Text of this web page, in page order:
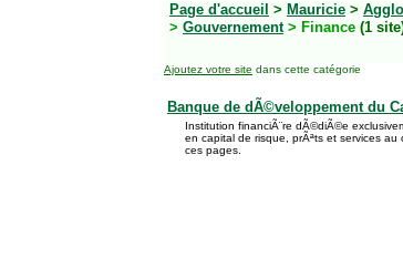
Page d'accueil > Mauricie >
> Gouvernement> Finance (1
Ajoutez votre site dans cette catégorie
Banque de dÃ©veloppement du
Institution financiÃ¨re dÃ©diÃ©e
en capital de risque, prÃªts et services
ces pages.